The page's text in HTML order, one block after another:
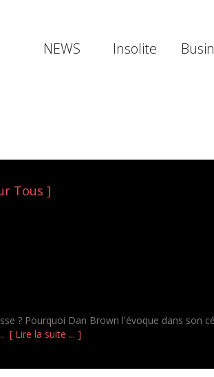
NEWS Insolite
Tous ]
? Pourquoi Dan Brown l'évoque dans son
[ Lire la suite ... ]